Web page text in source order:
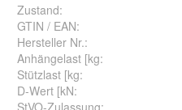
Zustand:
GTIN / EAN:
Hersteller Nr.:
Anhängelast [kg:
Stützlast [kg:
D-Wert [kN:
StVO-Zulassung: